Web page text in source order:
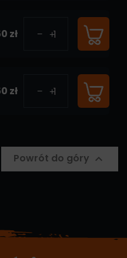
zł
zł
Powrót do góry 